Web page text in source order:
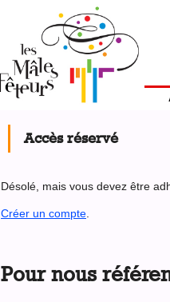
Menu
Utilisateur
Accès réservé
Désolé, mais vous devez être
Créer un compte.
top
Pour nous